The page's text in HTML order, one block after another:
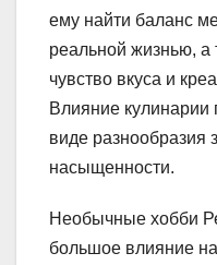
ему найти баланс
реальной жизнью, а
чувство вкуса и
Влияние кулинарии
виде разнообразия
насыщенности.
Необычные хобби
большое влияние